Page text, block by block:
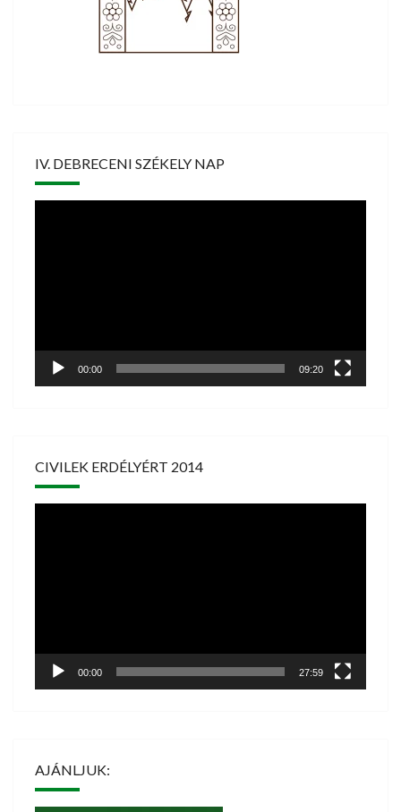
IV. DEBRECENI SZÉKELY NAP
00:00 09:20
CIVILEK ERDÉLYÉRT 2014
00:00 27:59
AJÁNLJUK: